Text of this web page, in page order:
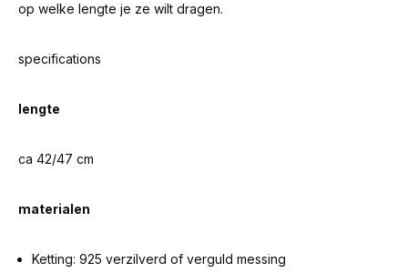
op welke lengte je ze wilt dragen.
specifications
lengte
ca 42/47 cm
materialen
Ketting: 925 verzilverd of verguld messing